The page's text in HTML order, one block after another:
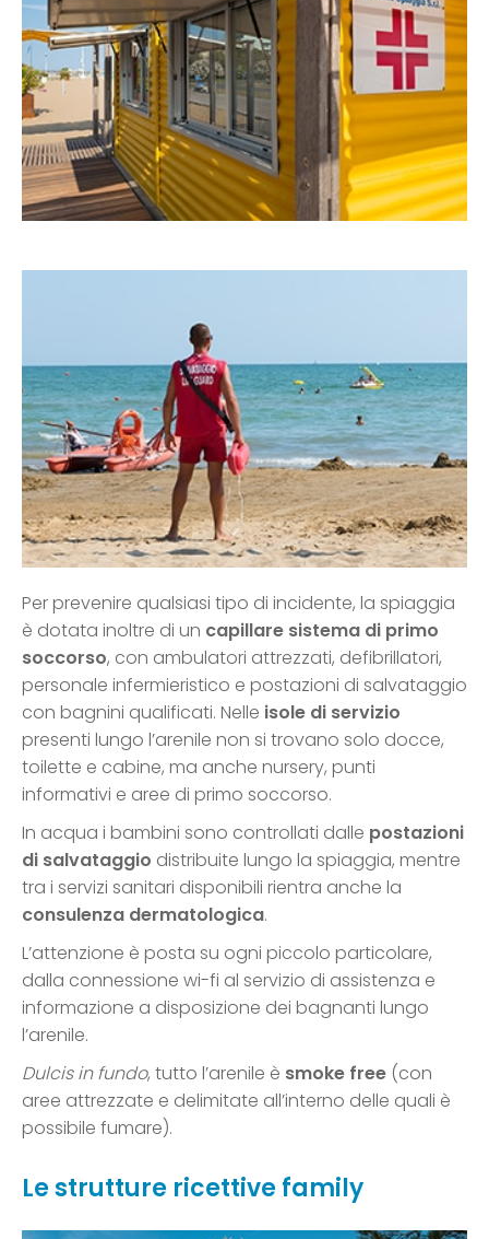
Per prevenire qualsiasi tipo di incidente, la spiaggia
è dotata inoltre di un capillare sistema di primo
soccorso, con ambulatori attrezzati, defibrillatori,
personale infermieristico e postazioni di salvataggio
con bagnini qualificati. Nelle isole di servizio
presenti lungo l’arenile non si trovano solo docce,
toilette e cabine, ma anche nursery, punti
informativi e aree di primo soccorso.
In acqua i bambini sono controllati dalle postazioni
di salvataggio distribuite lungo la spiaggia, mentre
tra i servizi sanitari disponibili rientra anche la
consulenza dermatologica.
L’attenzione è posta su ogni piccolo particolare,
dalla connessione wi-fi al servizio di assistenza e
informazione a disposizione dei bagnanti lungo
l’arenile.
Dulcis in fundo, tutto l’arenile è smoke free (con
aree attrezzate e delimitate all’interno delle quali è
possibile fumare).
Le strutture ricettive family